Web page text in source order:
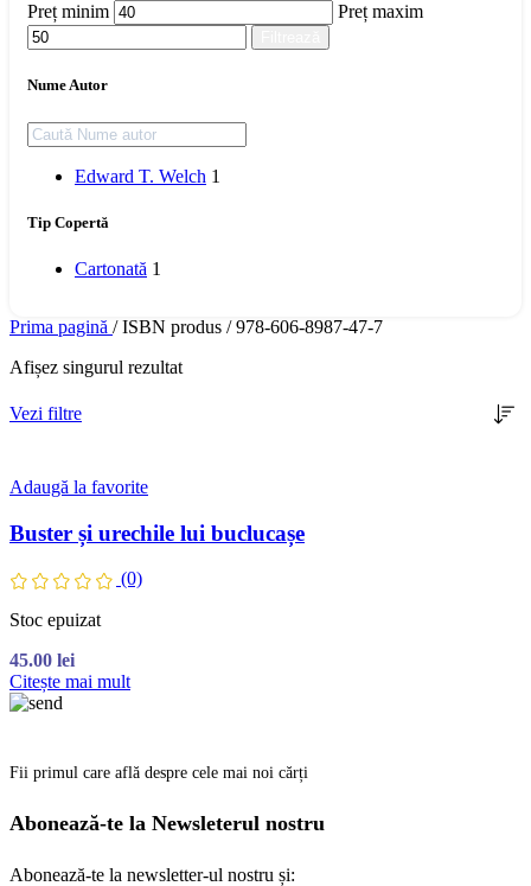
Preț minim Preț maxim
Nume Autor
Edward T. Welch 1
Tip Copertă
Cartonată 1
Prima pagină / ISBN produs / 978-606-8987-47-7
Afișez singurul rezultat
Vezi filtre
Adaugă la favorite
Buster și urechile lui buclucașe
(0)
Stoc epuizat
45.00 lei
Citește mai mult
Fii primul care află despre cele mai noi cărți
Abonează-te la Newsleterul nostru
Abonează-te la newsletter-ul nostru și: